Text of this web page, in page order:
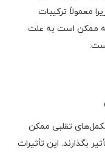
معمولاً ترکیبات
که ممکن است به علت
تقلبی ممکن
بگذارند. این تأثیرات